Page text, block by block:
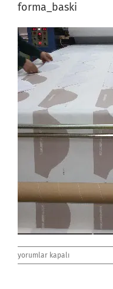
forma_baski
forma_baski
için
yorumlar kapalı